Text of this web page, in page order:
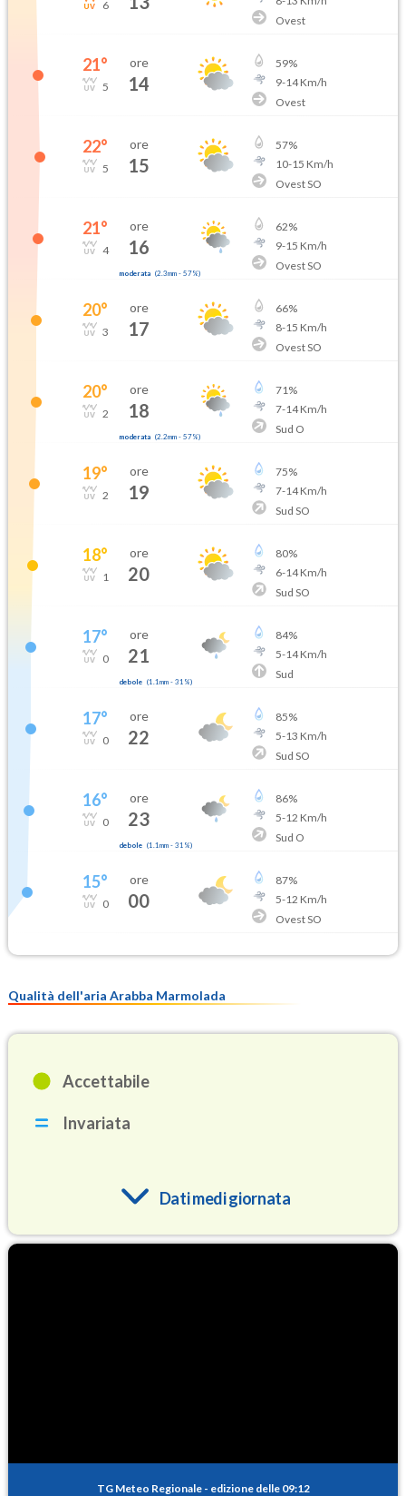
6
Ovest
21°
5
ore
14
59%
9-14Km/h
Ovest
22°
5
ore
15
57%
10-15 Km/h
Ovest SO
21°
4
ore
16
moderata (2.3mm- 57%)
62%
9-15 Km/h
Ovest SO
20°
3
ore
17
66%
8-15 Km/h
Ovest SO
20°
2
ore
18
moderata (2.2mm- 57%)
71%
7-14Km/h
Sud O
19°
2
ore
19
75%
7-14Km/h
Sud SO
18°
1
ore
20
80%
6-14Km/h
Sud SO
17°
0
ore
21
debole (1.1mm- 31 %)
84%
5-14Km/h
Sud
17°
0
ore
22
85%
5-13 Km/h
Sud SO
16°
0
ore
23
debole (1.1mm- 31 %)
86%
5-12 Km/h
Sud O
15°
0
ore
00
87%
5-12 Km/h
Ovest SO
Qualità dell'aria Arabba Marmolada
Accettabile
Invariata
Dati medi giornata
TG Meteo Regionale - edizione delle 09:12